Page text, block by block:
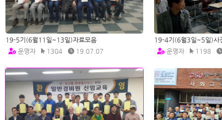
19-5기(6월11일~13일)자료모음
운영자
1304 19.07.07
19-4기(6월3일~5일)사
운영자
1198